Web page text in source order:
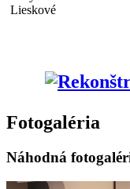
Fotogaléria
Náhodná